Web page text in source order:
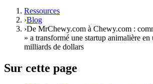
Ressources
›Blog
›De MrChewy.com à Chewy.com :
» a transformé une startup animalière en
milliards de dollars
Sur cette page